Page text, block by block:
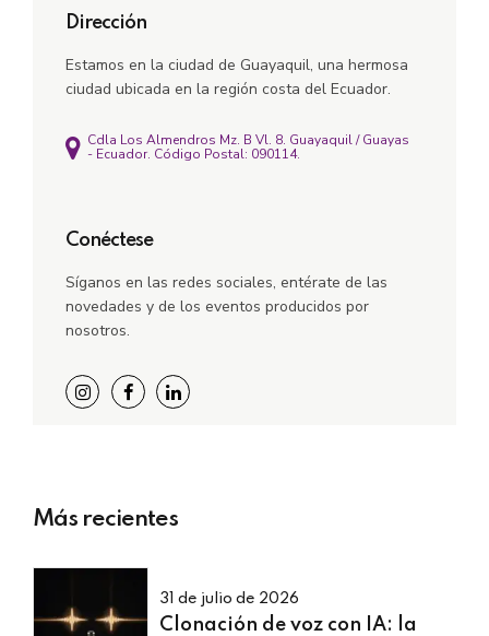
Dirección
Estamos en la ciudad de Guayaquil, una hermosa
ciudad ubicada en la región costa del Ecuador.
Cdla Los Almendros Mz. B Vl. 8. Guayaquil / Guayas
- Ecuador. Código Postal: 090114.
Conéctese
Síganos en las redes sociales, entérate de las
novedades y de los eventos producidos por
nosotros.
Más recientes
31 de julio de 2026
Clonación de voz con IA: la